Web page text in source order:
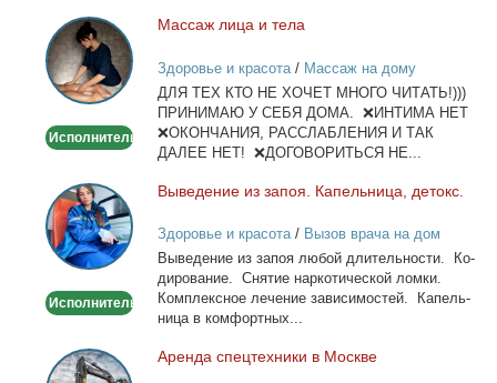
Массаж
лица
и
тела
Исполнитель
Мас­саж ли­ца и те­ла
Здоровье и красота/ Массаж на дому
ДЛЯ ТЕХ КТО НЕ ХОЧЕТ МНОГО ЧИТАТЬ!)))
ПРИНИМАЮ У СЕБЯ ДОМА. ❌ИНТИМА НЕТ
❌ОКОНЧАНИЯ, РАССЛАБЛЕНИЯ И ТАК
ДАЛЕЕ НЕТ! ❌ДОГОВОРИТЬСЯ НЕ...
Выведение
из
запоя.
Капельница,
Исполнитель
Вы­ве­де­ние из за­поя. Ка­пель­ни­ца, де­токс.
Здоровье и красота/ Вызов врача на дом
Вы­ве­де­ние из за­поя лю­бой дли­тель­но­сти. Ко­
ди­ро­ва­ние. Сня­тие нар­ко­ти­че­ской лом­ки.
Ком­плекс­ное ле­че­ние за­ви­си­мо­стей. Ка­пель­
ни­ца в ком­форт­ных...
Аренда
Арен­да спец­тех­ни­ки в Москве